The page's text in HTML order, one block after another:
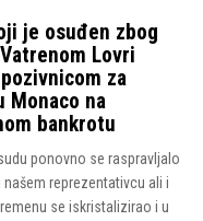
je osuđen zbog
Lovri
za
Monaco na
bankrotu
ponovno se raspravljalo
reprezentativcu ali i
se iskristalizirao i u